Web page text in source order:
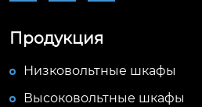
Продукция
Низковольтные шкафы
Высоковольтные шкафы